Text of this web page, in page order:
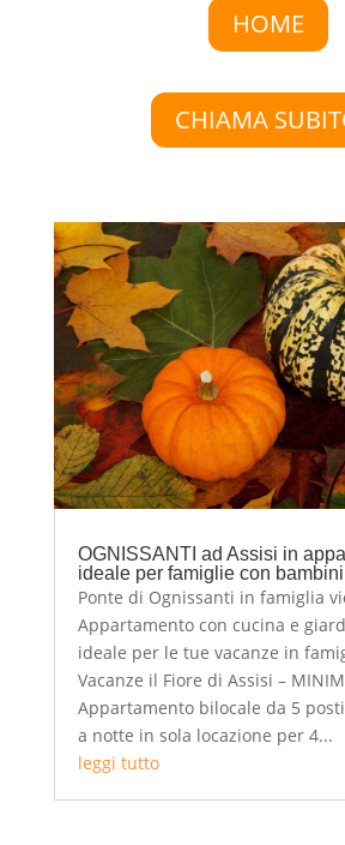
HOME
CHIAMA
OGNISSANTI ad Assisi in
ideale per famiglie con
Ponte di Ognissanti in famiglia
Appartamento con cucina e
ideale per le tue vacanze in
Vacanze il Fiore di Assisi –
Appartamento bilocale da 5
a notte in sola locazione per 4...
leggi tutto